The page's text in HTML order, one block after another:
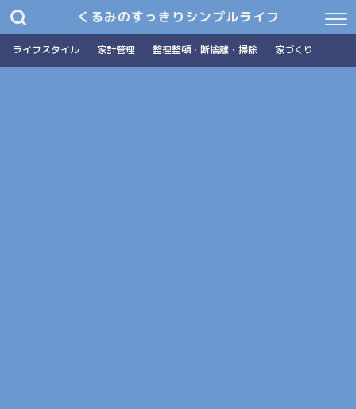
くるみのすっきりシンプルライフ
ライフスタイル 家計管理 整理整頓・断捨離・掃除 家づくり